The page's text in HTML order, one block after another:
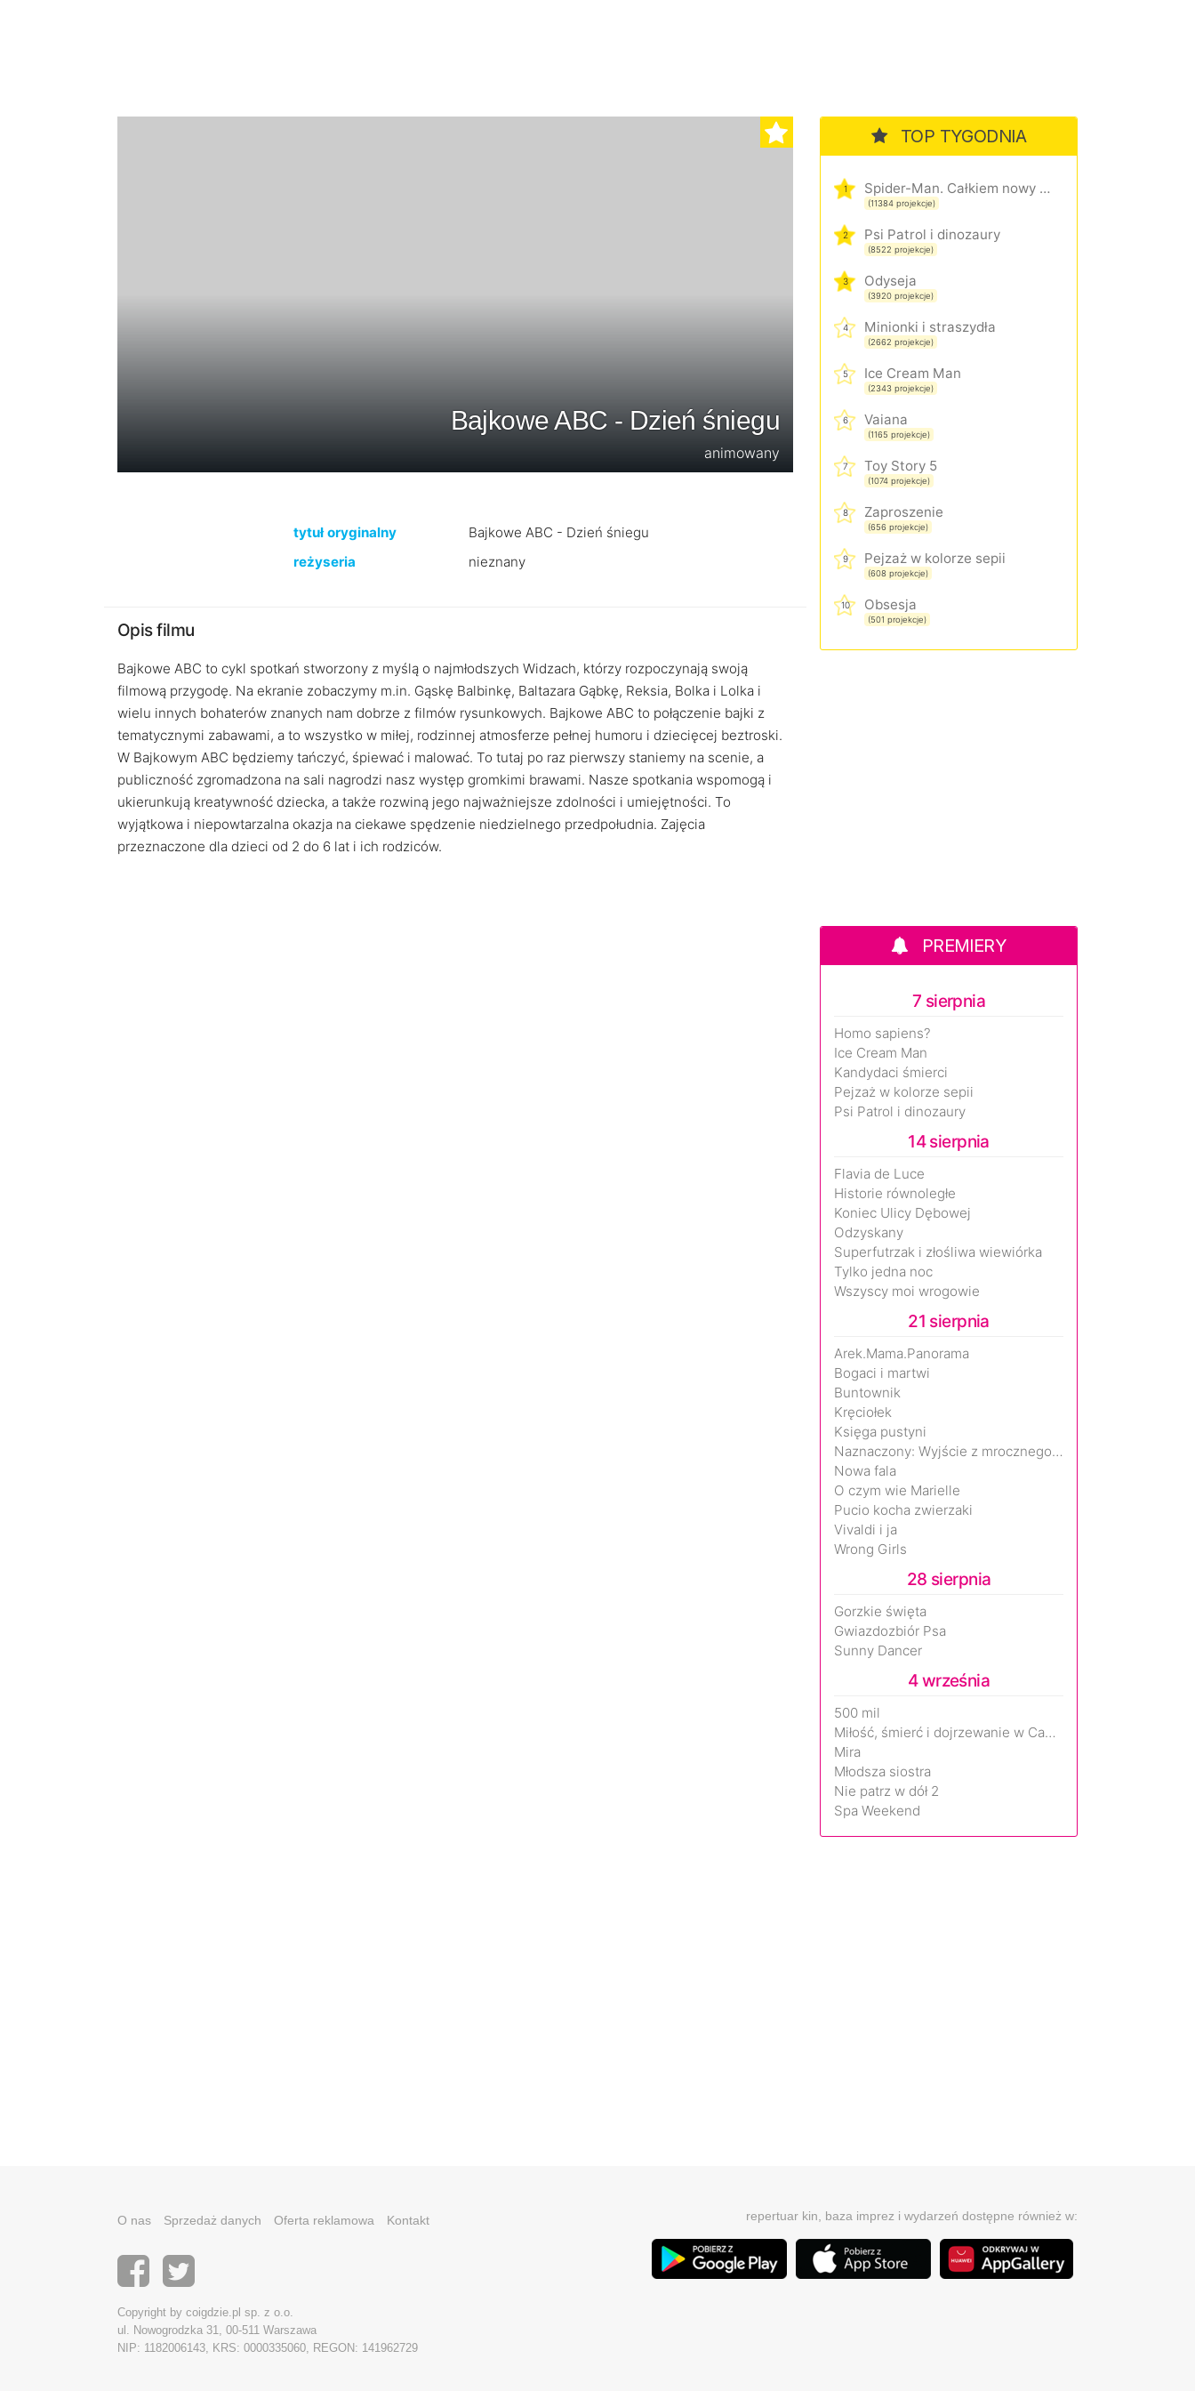
Bajkowe ABC - Dzień śniegu
animowany
tytuł oryginalny
Bajkowe ABC - Dzień śniegu
reżyseria
nieznany
Opis filmu
Bajkowe ABC to cykl spotkań stworzony z myślą o najmłodszych Widzach, którzy rozpoczynają swoją
filmową przygodę. Na ekranie zobaczymy m.in. Gąskę Balbinkę, Baltazara Gąbkę, Reksia, Bolka i Lolka i
wielu innych bohaterów znanych nam dobrze z filmów rysunkowych. Bajkowe ABC to połączenie bajki z
tematycznymi zabawami, a to wszystko w miłej, rodzinnej atmosferze pełnej humoru i dziecięcej beztroski.
W Bajkowym ABC będziemy tańczyć, śpiewać i malować. To tutaj po raz pierwszy staniemy na scenie, a
publiczność zgromadzona na sali nagrodzi nasz występ gromkimi brawami. Nasze spotkania wspomogą i
ukierunkują kreatywność dziecka, a także rozwiną jego najważniejsze zdolności i umiejętności. To
wyjątkowa i niepowtarzalna okazja na ciekawe spędzenie niedzielnego przedpołudnia. Zajęcia
przeznaczone dla dzieci od 2 do 6 lat i ich rodziców.
TOP TYGODNIA
1 Spider-Man. Całkiem nowy dzień
(11384 projekcje)
2 Psi Patrol i dinozaury
(8522 projekcje)
3 Odyseja
(3920 projekcje)
4 Minionki i straszydła
(2662 projekcje)
5 Ice Cream Man
(2343 projekcje)
6 Vaiana
(1165 projekcje)
7 Toy Story 5
(1074 projekcje)
8 Zaproszenie
(656 projekcje)
9 Pejzaż w kolorze sepii
(608 projekcje)
10 Obsesja
(501 projekcje)
PREMIERY
7 sierpnia
Homo sapiens?
Ice Cream Man
Kandydaci śmierci
Pejzaż w kolorze sepii
Psi Patrol i dinozaury
14 sierpnia
Flavia de Luce
Historie równoległe
Koniec Ulicy Dębowej
Odzyskany
Superfutrzak i złośliwa wiewiórka
Tylko jedna noc
Wszyscy moi wrogowie
21 sierpnia
Arek.Mama.Panorama
Bogaci i martwi
Buntownik
Kręciołek
Księga pustyni
Naznaczony: Wyjście z mrocznego wymiaru
Nowa fala
O czym wie Marielle
Pucio kocha zwierzaki
Vivaldi i ja
Wrong Girls
28 sierpnia
Gorzkie święta
Gwiazdozbiór Psa
Sunny Dancer
4 września
500 mil
Miłość, śmierć i dojrzewanie w Camp Miasma
Mira
Młodsza siostra
Nie patrz w dół 2
Spa Weekend
O nas Sprzedaż danych Oferta reklamowa Kontakt
Copyright by coigdzie.pl sp. z o.o.
ul. Nowogrodzka 31, 00-511 Warszawa
NIP: 1182006143, KRS: 0000335060, REGON: 141962729
repertuar kin, baza imprez i wydarzeń dostępne również w: